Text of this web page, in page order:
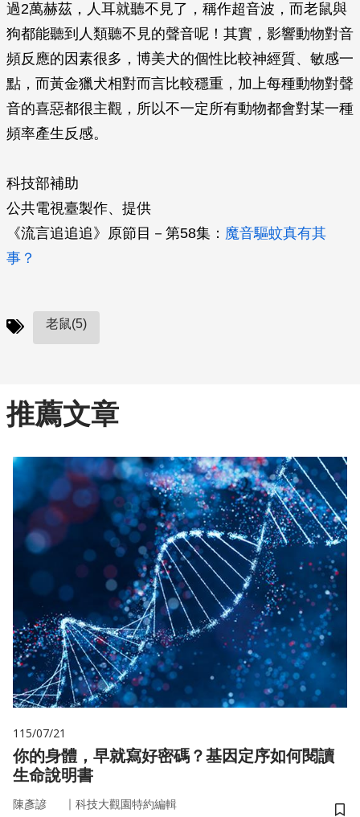
過2萬赫茲，人耳就聽不見了，稱作超音波，而老鼠與
狗都能聽到人類聽不見的聲音呢！其實，影響動物對音
頻反應的因素很多，博美犬的個性比較神經質、敏感一
點，而黃金獵犬相對而言比較穩重，加上每種動物對聲
音的喜惡都很主觀，所以不一定所有動物都會對某一種
頻率產生反感。
科技部補助
公共電視臺製作、提供
《流言追追追》原節目－第58集： 魔音驅蚊真有其
事？
老鼠(5)
推薦文章
115/07/21
你的身體，早就寫好密碼？基因定序如何閱讀
生命說明書
陳彥諺 ｜ 科技大觀園特約編輯